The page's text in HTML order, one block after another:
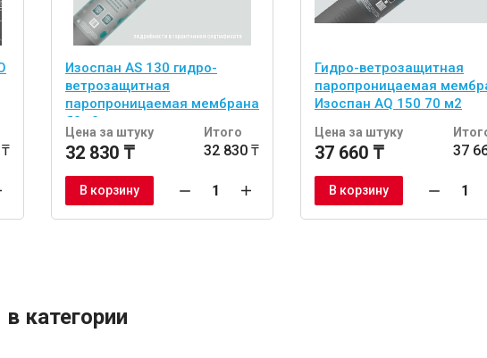
Изоспан AS 130 гидро-
ветрозащитная
паропроницаемая мембрана
70м2
Цена за штуку
32 830 ₸
Итого
32 830 ₸
В корзину
Гидро-ветрозащитная
паропроницаемая
Изоспан AQ 150 70 м2
Цена за штуку
37 660 ₸ 37
В корзину
категории